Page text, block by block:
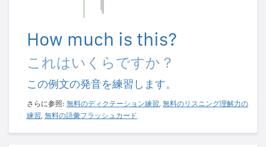
How much is this?
これはいくらですか？
この例文の発音を練習します。
さらに参照: 無料のディクテーション練習, 無料のリスニング理解力の
練習, 無料の語彙フラッシュカード